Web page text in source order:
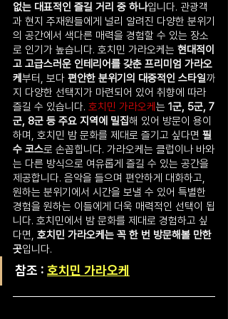
없는 대표적인 즐길 거리 중 하나입니다. 관광객
과 현지 주재원들에게 널리 알려진 다양한 분위기
의 공간에서 색다른 매력을 경험할 수 있는 장소
로 인기가 높습니다. 호치민 가라오케는 현대적이
고 고급스러운 인테리어를 갖춘 프리미엄 가라오
케 부터, 보다 편안한 분위기의 대중적인 스타일까
지 다양한 선택지가 마련되어 있어 취향에 따라
즐길 수 있습니다. 호치민 가라오케 는 1군, 5군, 7
군, 8군 등 주요 지역에 밀집해 있어 방문이 용이
하며, 호치민 밤 문화를 제대로 즐기고 싶다면 필
수 코스로 손꼽힙니다. 가라오케는 클럽이나 바와
는 다른 방식으로 여유롭게 즐길 수 있는 공간을
제공합니다. 음악을 들으며 편안하게 대화하고,
원하는 분위기에서 시간을 보낼 수 있어 특별한
경험을 원하는 이들에게 더욱 매력적인 선택이 됩
니다. 호치민에서 밤 문화를 제대로 경험하고 싶
다면, 호치민 가라오케는 꼭 한 번 방문해볼 만한
곳입니다.
참조 : 호치민 가라오케